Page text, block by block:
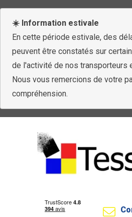
☀️ Information estivale
En cette période estivale, des
peuvent être constatés sur
de l'activité de nos transporteurs
Nous vous remercions de votre
compréhension.